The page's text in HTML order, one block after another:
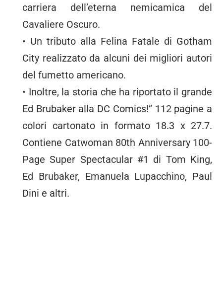
carriera dell’eterna nemicamica del
Cavaliere Oscuro.
• Un tributo alla Felina Fatale di Gotham
City realizzato da alcuni dei migliori autori
del fumetto americano.
• Inoltre, la storia che ha riportato il grande
Ed Brubaker alla DC Comics!” 112 pagine a
colori cartonato in formato 18.3 x 27.7.
Contiene Catwoman 80th Anniversary 100-
Page Super Spectacular #1 di Tom King,
Ed Brubaker, Emanuela Lupacchino, Paul
Dini e altri.